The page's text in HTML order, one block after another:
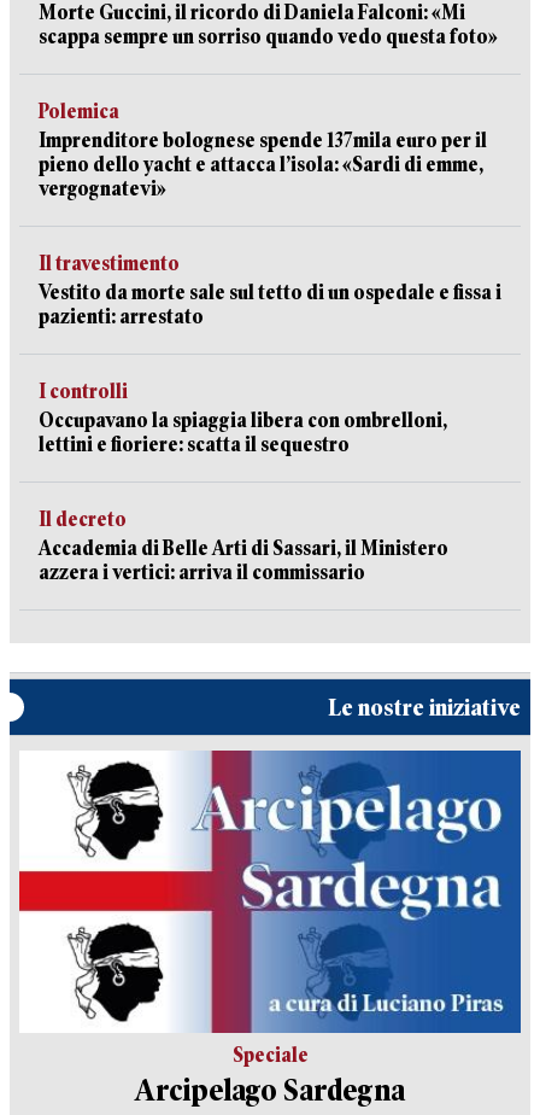
Morte Guccini, il ricordo di Daniela Falconi: «Mi
scappa sempre un sorriso quando vedo questa foto»
Polemica
Imprenditore bolognese spende 137mila euro per il
pieno dello yacht e attacca l’isola: «Sardi di emme,
vergognatevi»
Il travestimento
Vestito da morte sale sul tetto di un ospedale e fissa i
pazienti: arrestato
I controlli
Occupavano la spiaggia libera con ombrelloni,
lettini e fioriere: scatta il sequestro
Il decreto
Accademia di Belle Arti di Sassari, il Ministero
azzera i vertici: arriva il commissario
Le nostre iniziative
Speciale
Arcipelago Sardegna